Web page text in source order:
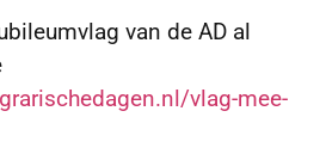
van de AD al
vlag-mee-